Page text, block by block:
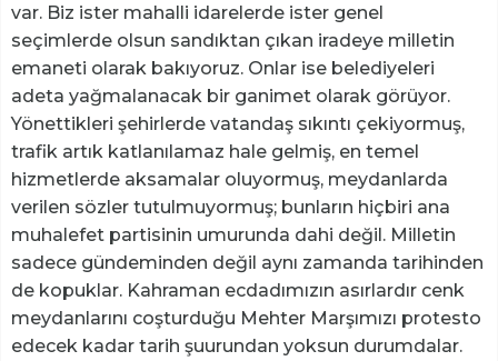
var. Biz ister mahalli idarelerde ister genel
seçimlerde olsun sandıktan çıkan iradeye milletin
emaneti olarak bakıyoruz. Onlar ise belediyeleri
adeta yağmalanacak bir ganimet olarak görüyor.
Yönettikleri şehirlerde vatandaş sıkıntı çekiyormuş,
trafik artık katlanılamaz hale gelmiş, en temel
hizmetlerde aksamalar oluyormuş, meydanlarda
verilen sözler tutulmuyormuş; bunların hiçbiri ana
muhalefet partisinin umurunda dahi değil. Milletin
sadece gündeminden değil aynı zamanda tarihinden
de kopuklar. Kahraman ecdadımızın asırlardır cenk
meydanlarını coşturduğu Mehter Marşımızı protesto
edecek kadar tarih şuurundan yoksun durumdalar.